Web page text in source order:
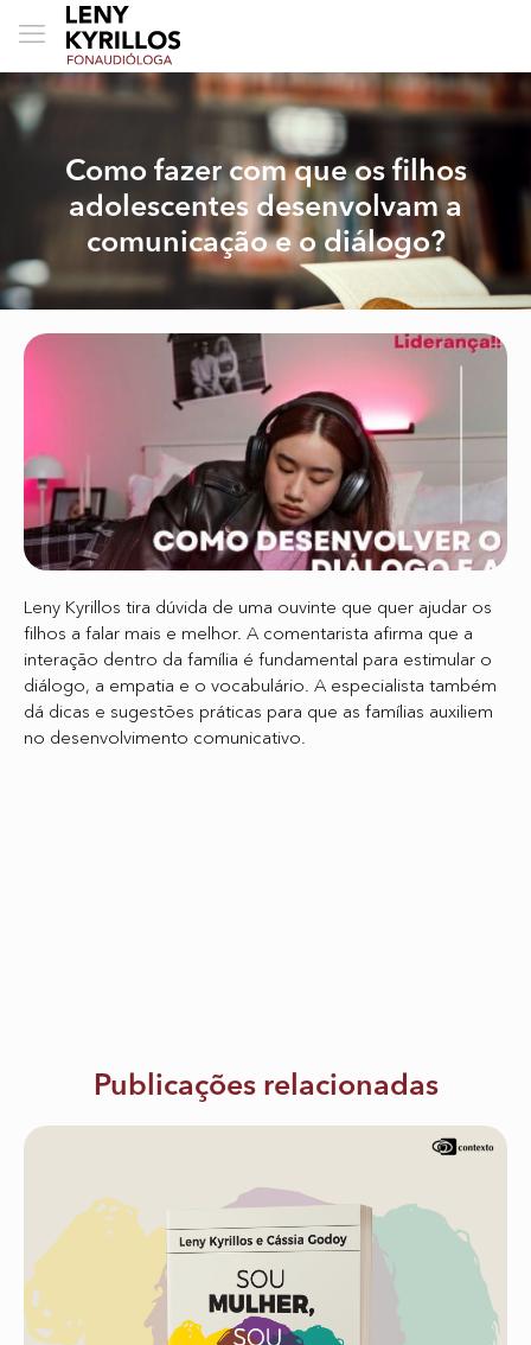
Como fazer com que os filhos
adolescentes desenvolvam a
comunicação e o diálogo?
Leny Kyrillos tira dúvida de uma ouvinte que quer ajudar os
filhos a falar mais e melhor. A comentarista afirma que a
interação dentro da família é fundamental para estimular o
diálogo, a empatia e o vocabulário. A especialista também
dá dicas e sugestões práticas para que as famílias auxiliem
no desenvolvimento comunicativo.
Publicações relacionadas